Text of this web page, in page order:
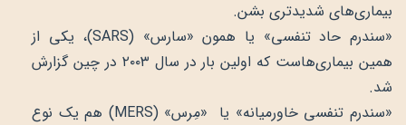
بیماری‌های شدیدتری بشن.
«سندرم حاد تنفسی» یا همون «سارس
» (SARS)، یکی از
همین بیماری‌هاست که اولین بار در سال ۲۰۰۳ در چین گزارش
شد.
«سندرم تنفسی خاورمیانه» یا «مِرس
» (MERS) هم یک نوع